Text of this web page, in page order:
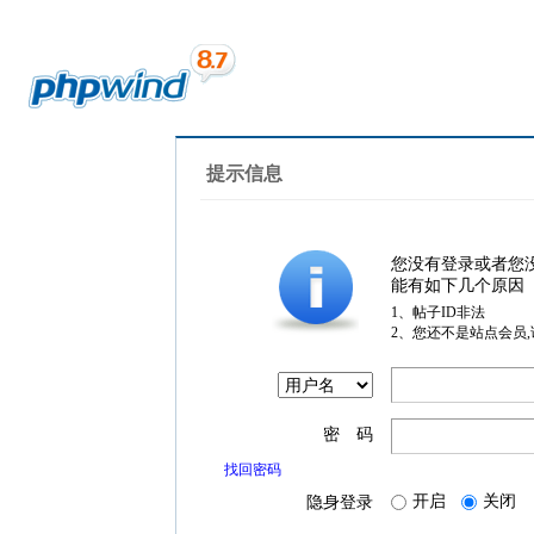
提示信息
您没有登录或者您
能有如下几个原因
1、帖子ID非法
2、您还不是站点会员
密 码
找回密码
隐身登录 开启 关闭